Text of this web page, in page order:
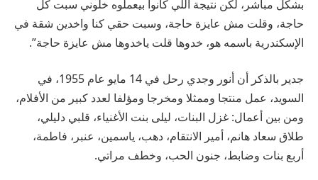
بشكل مباشر، لكن نتيجة اللي كانوا بيعملوه خلوني سبت كل
حاجة، وقلت مش عايزة حاجة، وسبت حقي كنا واخدين شقة في
الإسكندرية باسمه هو، خدوها قلت ياخدوها مش عايزة حاجة”.
جدير بالذكر أن أنور وجدي رحل في 14 مايو عام 1955، في
السويد، عمل منتجا وممثلا ومخرجا ومؤلفا لعدد كبير من الأفلام،
ومن بين أعمال: غزل البنات، ليلى بنت الأغنياء، قلبي دليلي،
طلاق سعاد هانم، أمير الانتقام، دهب، ياسمين، عنبر، فاطمة،
أربع بنات وضابط، جنون الحب، وخطف مراتي.